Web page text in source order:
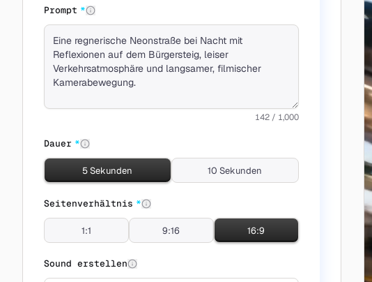
Prompt *
142 / 1,000
Dauer *
5 Sekunden 10 Sekunden
Seitenverhältnis *
1:1 9:16 16:9
Sound erstellen